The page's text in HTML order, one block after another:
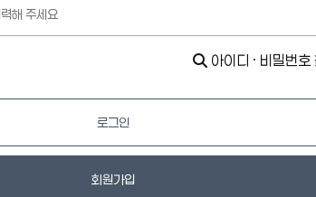
아이디 · 비밀번호
로그인
회원가입